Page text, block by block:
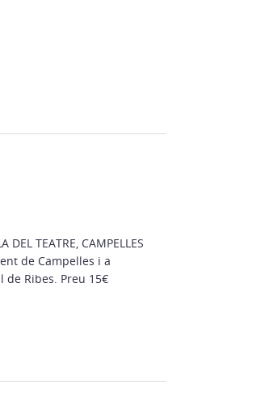
de Campelles i a
l'Oficina de Turisme de la Vall de Ribes. Preu 15€